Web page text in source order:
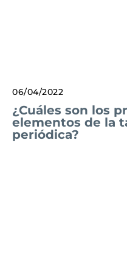
06/04/2022
¿Cuáles son los
elementos de la
periódica?